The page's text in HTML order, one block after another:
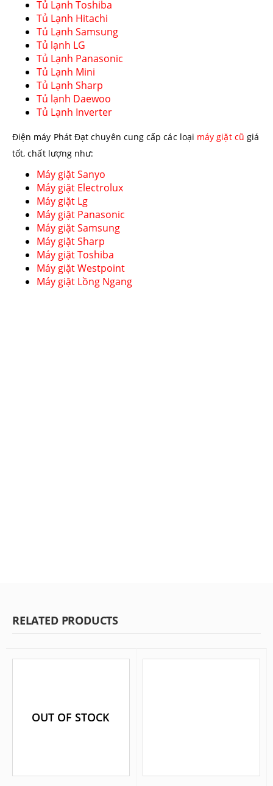
Tủ Lạnh Toshiba
Tủ Lạnh Hitachi
Tủ Lạnh Samsung
Tủ lạnh LG
Tủ Lạnh Panasonic
Tủ Lạnh Mini
Tủ Lạnh Sharp
Tủ lạnh Daewoo
Tủ Lạnh Inverter
Điện máy Phát Đạt chuyên cung cấp các loại máy giặt cũ giá
tốt, chất lượng như:
Máy giặt Sanyo
Máy giặt Electrolux
Máy giặt Lg
Máy giặt Panasonic
Máy giặt Samsung
Máy giặt Sharp
Máy giặt Toshiba
Máy giặt Westpoint
Máy giặt Lồng Ngang
RELATED PRODUCTS
OUT OF STOCK